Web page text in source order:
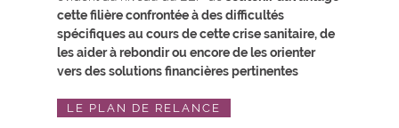
cette filière confrontée à des difficultés
spécifiques au cours de cette crise sanitaire, de
les aider à rebondir ou encore de les orienter
vers des solutions financières pertinentes
LE PLAN DE RELANCE